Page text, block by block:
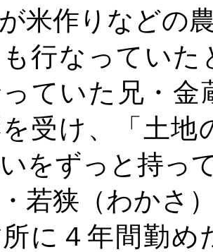
米作りなどの
行なっていた
ていた兄・金
受け、「土地
をずっと持っ
若狭（わかさ
に４年間勤め